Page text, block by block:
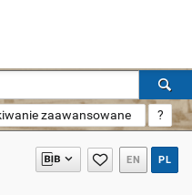
zaawansowane ?
EN PL